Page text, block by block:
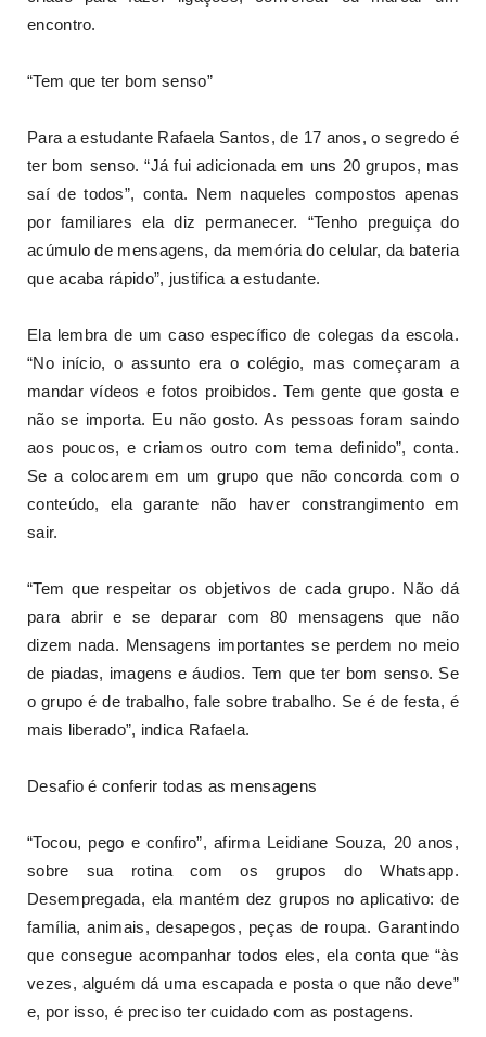
encontro.
“Tem que ter bom senso”
Para a estudante Rafaela Santos, de 17 anos, o segredo é
ter bom senso. “Já fui adicionada em uns 20 grupos, mas
saí de todos”, conta. Nem naqueles compostos apenas
por familiares ela diz permanecer. “Tenho preguiça do
acúmulo de mensagens, da memória do celular, da bateria
que acaba rápido”, justifica a estudante.
Ela lembra de um caso específico de colegas da escola.
“No início, o assunto era o colégio, mas começaram a
mandar vídeos e fotos proibidos. Tem gente que gosta e
não se importa. Eu não gosto. As pessoas foram saindo
aos poucos, e criamos outro com tema definido”, conta.
Se a colocarem em um grupo que não concorda com o
conteúdo, ela garante não haver constrangimento em
sair.
“Tem que respeitar os objetivos de cada grupo. Não dá
para abrir e se deparar com 80 mensagens que não
dizem nada. Mensagens importantes se perdem no meio
de piadas, imagens e áudios. Tem que ter bom senso. Se
o grupo é de trabalho, fale sobre trabalho. Se é de festa, é
mais liberado”, indica Rafaela.
Desafio é conferir todas as mensagens
“Tocou, pego e confiro”, afirma Leidiane Souza, 20 anos,
sobre sua rotina com os grupos do Whatsapp.
Desempregada, ela mantém dez grupos no aplicativo: de
família, animais, desapegos, peças de roupa. Garantindo
que consegue acompanhar todos eles, ela conta que “às
vezes, alguém dá uma escapada e posta o que não deve”
e, por isso, é preciso ter cuidado com as postagens.